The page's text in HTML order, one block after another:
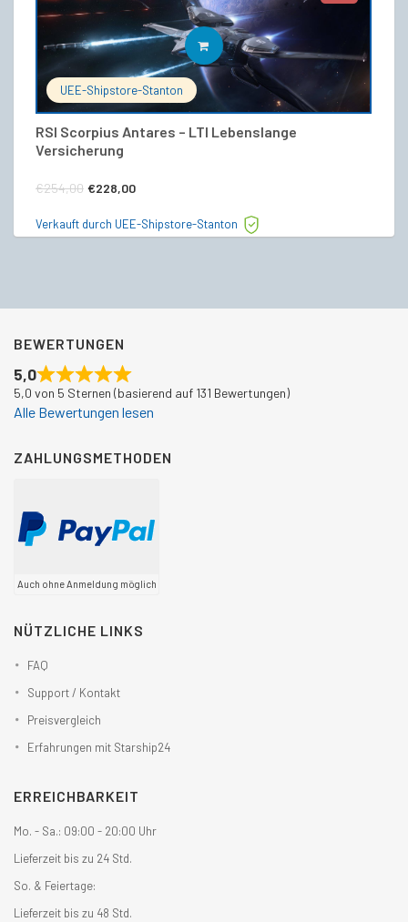
UEE-Shipstore-Stanton
RSI Scorpius Antares – LTI Lebenslange
Versicherung
€254,00 Ursprünglicher
war:
€228,00
ist:
IN DEN WARENKORB
Verkauft durch UEE-Shipstore-Stanton
BEWERTUNGEN
5,0
5,0 von 5 Sternen (basierend auf 131 Bewertungen)
Alle Bewertungen lesen
ZAHLUNGSMETHODEN
Auch ohne Anmeldung möglich
NÜTZLICHE LINKS
FAQ
Support / Kontakt
Preisvergleich
Erfahrungen mit Starship24
ERREICHBARKEIT
Mo. - Sa.: 09:00 - 20:00 Uhr
Lieferzeit bis zu 24 Std.
So. & Feiertage:
Lieferzeit bis zu 48 Std.